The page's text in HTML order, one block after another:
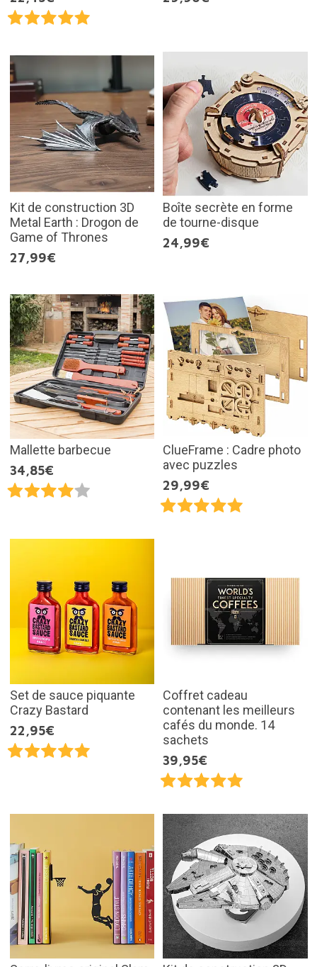
Kit de construction 3D
Metal Earth : Drogon de
Game of Thrones
27,99€
Boîte secrète en forme
de tourne-disque
24,99€
Mallette barbecue
34,85€
ClueFrame : Cadre photo
avec puzzles
29,99€
Set de sauce piquante
Crazy Bastard
22,95€
Coffret cadeau
contenant les meilleurs
cafés du monde. 14
sachets
39,95€